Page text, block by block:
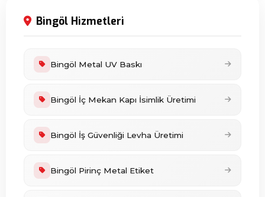
Bingöl Hizmetleri
Bingöl Metal UV Baskı
Bingöl İç Mekan Kapı İsimlik Üretimi
Bingöl İş Güvenliği Levha Üretimi
Bingöl Pirinç Metal Etiket